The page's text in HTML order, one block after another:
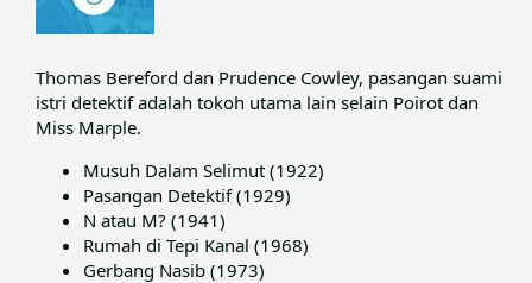
Thomas Bereford dan Prudence Cowley, pasangan suami
istri detektif adalah tokoh utama lain selain Poirot dan
Miss Marple.​
Musuh Dalam Selimut (1922)
Pasangan Detektif (1929)
N atau M? (1941)
Rumah di Tepi Kanal (1968)
Gerbang Nasib (1973)